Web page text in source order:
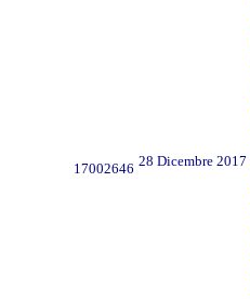
17002646 28 Dicembre 2017